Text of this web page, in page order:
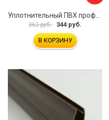
362 руб. 344 руб.
В КОРЗИНУ